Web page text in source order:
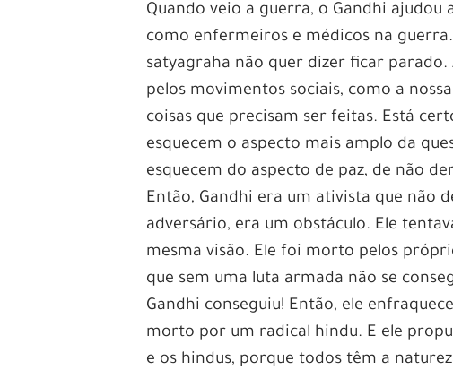
Quando veio a guerra, o Gandhi
como enfermeiros e médicos na
satyagraha não quer dizer ficar
pelos movimentos sociais, como a
coisas que precisam ser feitas. Está
esquecem o aspecto mais amplo da
esquecem do aspecto de paz, de não
Então, Gandhi era um ativista que não
adversário, era um obstáculo. Ele
mesma visão. Ele foi morto pelos
que sem uma luta armada não se
Gandhi conseguiu! Então, ele
morto por um radical hindu. E ele
e os hindus, porque todos têm a